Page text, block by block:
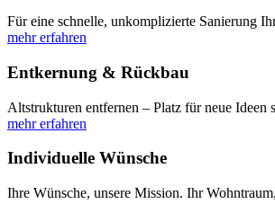
Für eine schnelle, unkomplizierte Sanierung
mehr erfahren
Entkernung & Rückbau
Altstrukturen entfernen – Platz für neue Ideen
mehr erfahren
Individuelle Wünsche
Ihre Wünsche, unsere Mission. Ihr